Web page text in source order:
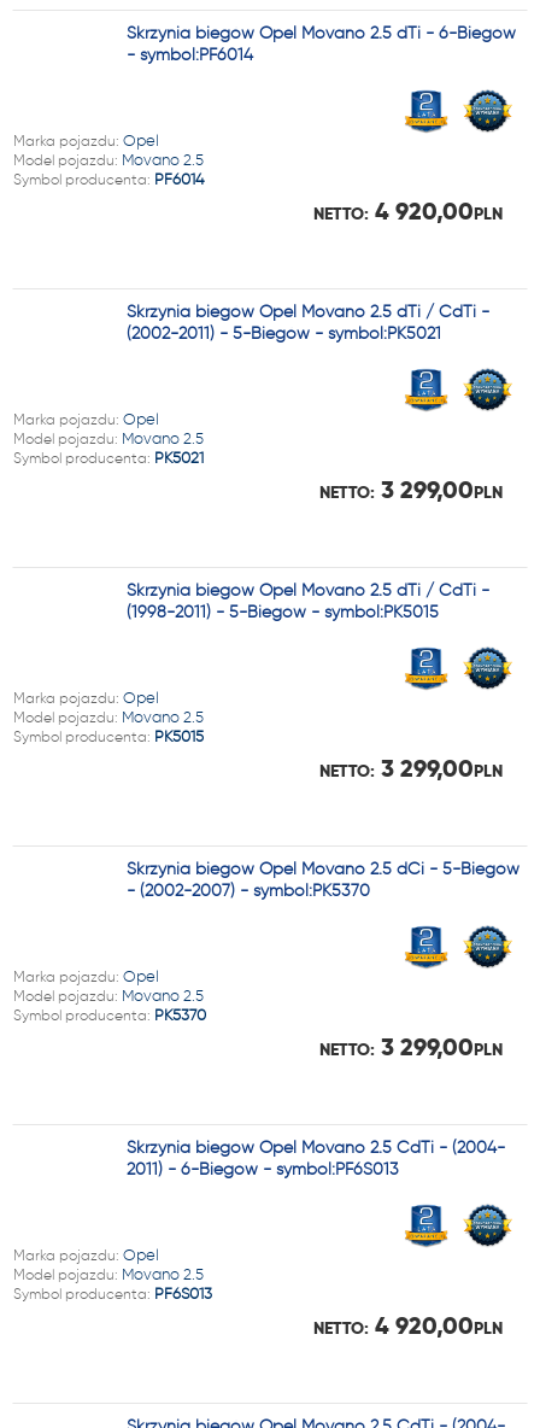
Skrzynia biegów Opel Movano 2.5 dTi - 6-Biegów
- symbol:PF6014
Marka pojazdu: Opel
Model pojazdu: Movano 2.5
Symbol producenta: PF6014
NETTO: 4 920,00PLN
Skrzynia biegów Opel Movano 2.5 dTi / CdTi -
(2002-2011) - 5-Biegów - symbol:PK5021
Marka pojazdu: Opel
Model pojazdu: Movano 2.5
Symbol producenta: PK5021
NETTO: 3 299,00PLN
Skrzynia biegów Opel Movano 2.5 dTi / CdTi -
(1998-2011) - 5-Biegów - symbol:PK5015
Marka pojazdu: Opel
Model pojazdu: Movano 2.5
Symbol producenta: PK5015
NETTO: 3 299,00PLN
Skrzynia biegów Opel Movano 2.5 dCi - 5-Biegów
- (2002-2007) - symbol:PK5370
Marka pojazdu: Opel
Model pojazdu: Movano 2.5
Symbol producenta: PK5370
NETTO: 3 299,00PLN
Skrzynia biegów Opel Movano 2.5 CdTi - (2004-
2011) - 6-Biegów - symbol:PF6S013
Marka pojazdu: Opel
Model pojazdu: Movano 2.5
Symbol producenta: PF6S013
NETTO: 4 920,00PLN